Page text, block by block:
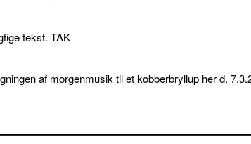
tekst. TAK
af morgenmusik til et kobberbryllup her d.